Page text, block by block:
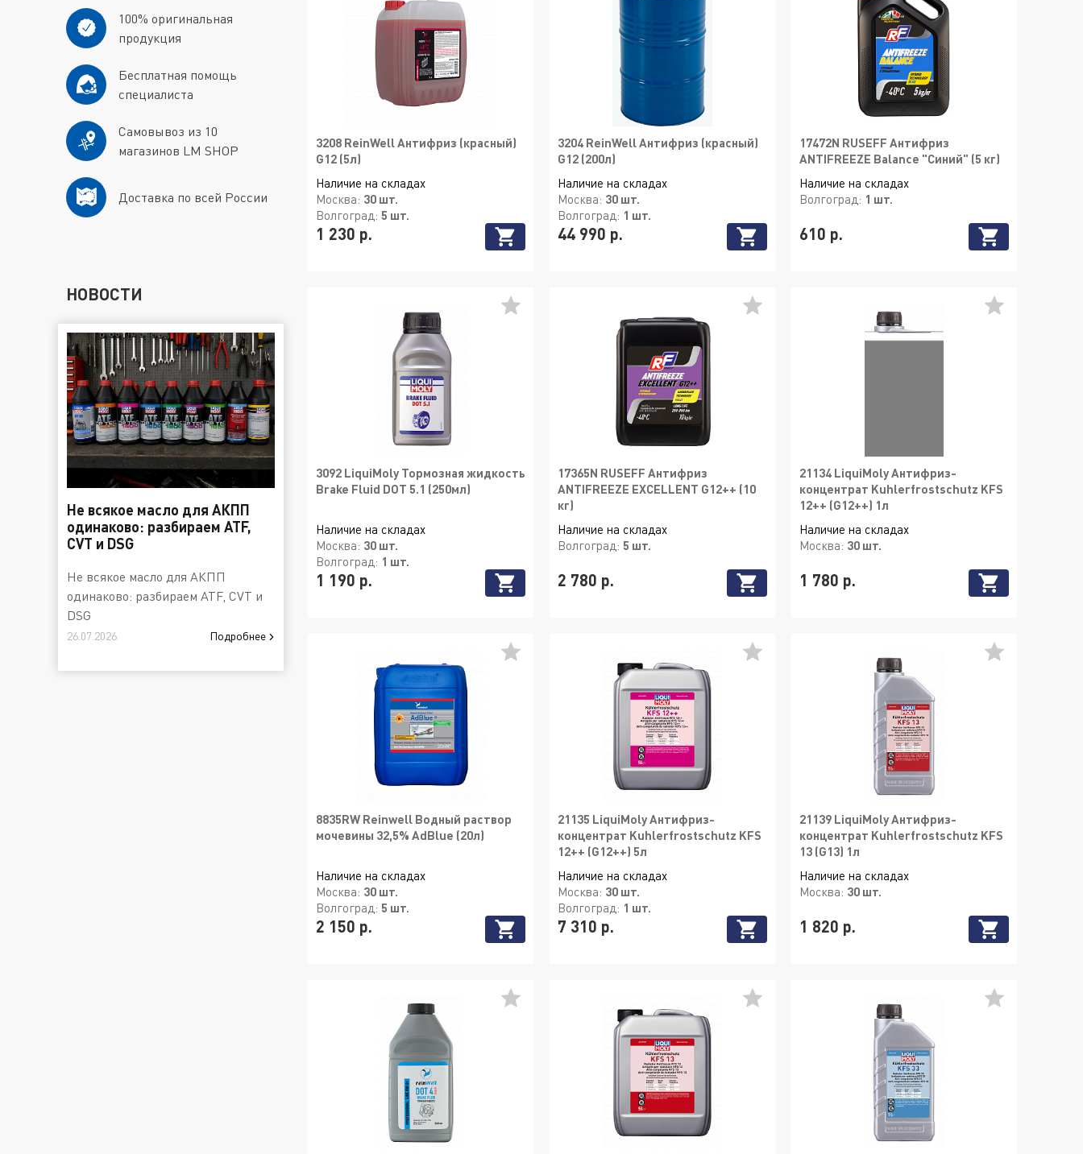
100% оригинальная
продукция
Бесплатная помощь
специалиста
Самовывоз из 10
магазинов LM SHOP
Доставка по всей России
НОВОСТИ
Не всякое масло для АКПП
одинаково: разбираем ATF,
CVT и DSG
Не всякое масло для АКПП
одинаково: разбираем ATF, CVT и
DSG
26.07.2026 Подробнее
3208 ReinWell Антифриз (красный)
G12 (5л)
Наличие на складах
Москва: 30 шт.
Волгоград: 5 шт.
1 230 р.
3204 ReinWell Антифриз (красный)
G12 (200л)
Наличие на складах
Москва: 30 шт.
Волгоград: 1 шт.
44 990 р.
17472N RUSEFF Антифриз
ANTIFREEZE Balance "Синий" (5 кг)
Наличие на складах
Волгоград: 1 шт.
610 р.
3092 LiquiMoly Тормозная жидкость
Brake Fluid DOT 5.1 (250мл)
Наличие на складах
Москва: 30 шт.
Волгоград: 1 шт.
1 190 р.
17365N RUSEFF Антифриз
ANTIFREEZE EXCELLENT G12++ (10
кг)
Наличие на складах
Волгоград: 5 шт.
2 780 р.
21134 LiquiMoly Антифриз-
концентрат Kuhlerfrostschutz KFS
12++ (G12++) 1л
Наличие на складах
Москва: 30 шт.
1 780 р.
8835RW Reinwell Водный раствор
мочевины 32,5% AdBlue (20л)
Наличие на складах
Москва: 30 шт.
Волгоград: 5 шт.
2 150 р.
21135 LiquiMoly Антифриз-
концентрат Kuhlerfrostschutz KFS
12++ (G12++) 5л
Наличие на складах
Москва: 30 шт.
Волгоград: 1 шт.
7 310 р.
21139 LiquiMoly Антифриз-
концентрат Kuhlerfrostschutz KFS
13 (G13) 1л
Наличие на складах
Москва: 30 шт.
1 820 р.